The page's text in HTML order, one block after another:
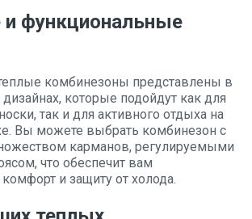
функциональные
комбинезоны представлены в
которые подойдут как для
так и для активного отдыха на
Вы можете выбрать комбинезон с
карманов, регулируемыми
что обеспечит вам
и защиту от холода.